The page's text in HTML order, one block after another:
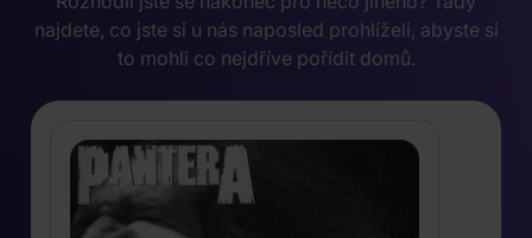
najdete, co jste si u nás naposled prohlíželi, abyste si
to mohli co nejdříve pořídit domů.